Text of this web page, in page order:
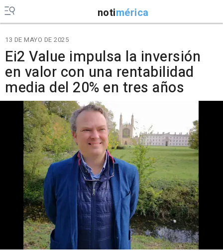
notimérica
13 DE MAYO DE 2025
Ei2 Value impulsa la inversión
en valor con una rentabilidad
media del 20% en tres años